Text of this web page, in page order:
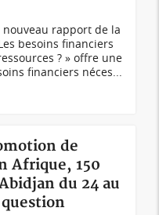
nouveau rapport de la
besoins financiers
? » offre une
financiers néces...
de
Afrique, 150
du 24 au